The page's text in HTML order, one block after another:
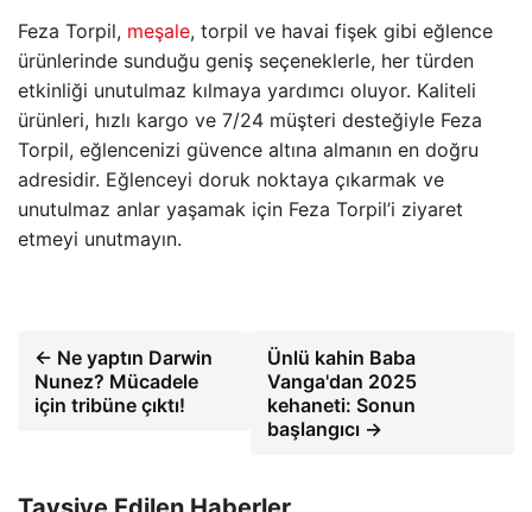
Feza Torpil, meşale, torpil ve havai fişek gibi eğlence
ürünlerinde sunduğu geniş seçeneklerle, her türden
etkinliği unutulmaz kılmaya yardımcı oluyor. Kaliteli
ürünleri, hızlı kargo ve 7/24 müşteri desteğiyle Feza
Torpil, eğlencenizi güvence altına almanın en doğru
adresidir. Eğlenceyi doruk noktaya çıkarmak ve
unutulmaz anlar yaşamak için Feza Torpil’i ziyaret
etmeyi unutmayın.
← Ne yaptın Darwin
Nunez? Mücadele
için tribüne çıktı!
Ünlü kahin Baba
Vanga'dan 2025
kehaneti: Sonun
başlangıcı →